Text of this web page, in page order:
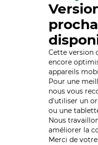
Cette version
encore
appareils
Pour une
nous vous
d'utiliser un
ou une
Nous
améliorer la
Merci de